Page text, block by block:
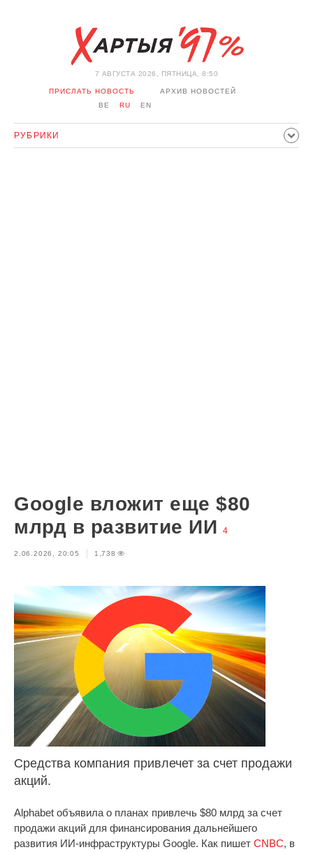
7 АВГУСТА 2026, ПЯТНИЦА, 8:50
ПРИСЛАТЬ НОВОСТЬ
АРХИВ НОВОСТЕЙ
BE
RU EN
РУБРИКИ
Google вложит еще $80
млрд в развитие ИИ
4
2.06.2026, 20:05 1,738
Средства компания привлечет за счет продажи
акций.
Alphabet объявила о планах привлечь $80 млрд за счет
продажи акций для финансирования дальнейшего
развития ИИ-инфраструктуры Google. Как пишет CNBC, в